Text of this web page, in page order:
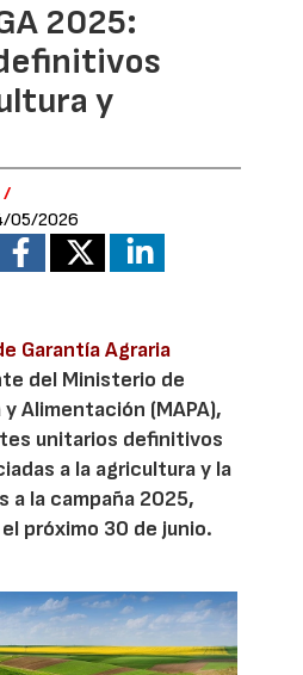
2025:
y
/
05/2026
Garantía Agraria
del Ministerio de
Alimentación (MAPA),
unitarios definitivos
a la agricultura y la
a la campaña 2025,
próximo 30 de junio.